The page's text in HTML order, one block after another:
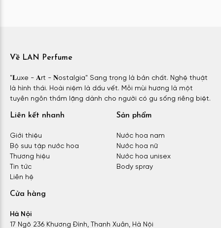
Về LAN Perfume
"𝐋uxe - 𝐀rt - 𝐍ostalgia" Sang trọng là bản chất. Nghệ thuật
là hình thái. Hoài niệm là dấu vết. Mỗi mùi hương là một
tuyên ngôn thầm lặng dành cho người có gu sống riêng biệt.
Liên kết nhanh
Giới thiệu
Bộ sưu tập nước hoa
Thương hiệu
Tin tức
Liên hệ
Sản phẩm
Nước hoa nam
Nước hoa nữ
Nước hoa unisex
Body spray
Cửa hàng
Hà Nội
17 Ngõ 236 Khương Đình, Thanh Xuân, Hà Nội